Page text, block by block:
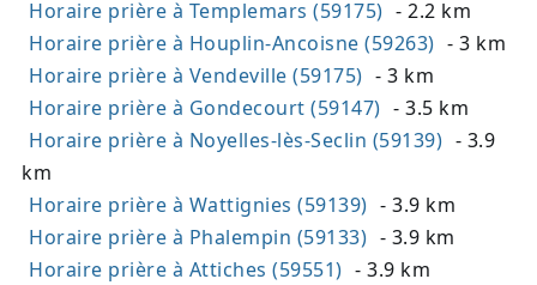
Horaire prière à Templemars (59175) - 2.2 km
Horaire prière à Houplin-Ancoisne (59263) - 3 km
Horaire prière à Vendeville (59175) - 3 km
Horaire prière à Gondecourt (59147) - 3.5 km
Horaire prière à Noyelles-lès-Seclin (59139) - 3.9
km
Horaire prière à Wattignies (59139) - 3.9 km
Horaire prière à Phalempin (59133) - 3.9 km
Horaire prière à Attiches (59551) - 3.9 km